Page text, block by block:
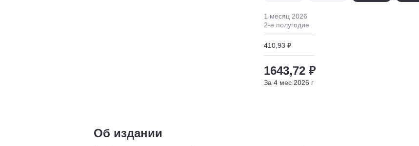
1 месяц 2026
2-е полугодие
410,93 ₽
1643,72 ₽
За 4 мес 2026 г
Об издании